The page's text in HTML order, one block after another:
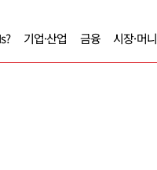
기업·산업 금융 시장·머니